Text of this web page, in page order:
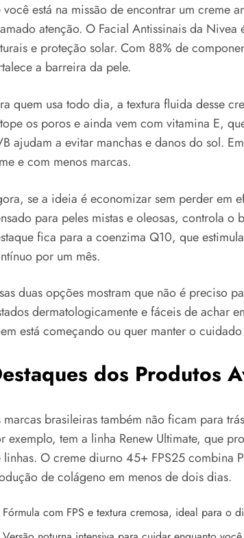
você está na missão de encontrar um creme
atenção. O Facial Antissinais da
e proteção solar. Com 88% de
a barreira da pele.
quem usa todo dia, a textura fluida desse
os poros e ainda vem com vitamina E,
ajudam a evitar manchas e danos do sol.
e com menos marcas.
se a ideia é economizar sem perder em
para peles mistas e oleosas, controla
fica para a coenzima Q10, que
por um mês.
duas opções mostram que não é preciso
dermatologicamente e fáceis de achar
está começando ou quer manter o
dos Produtos
marcas brasileiras também não ficam para
exemplo, tem a linha Renew Ultimate, que
linhas. O creme diurno 45+ FPS25 combina
de colágeno em menos de dois dias.
Fórmula com FPS e textura cremosa, ideal para o